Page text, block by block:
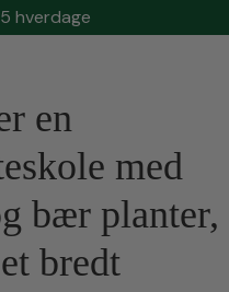
hverdage
en
med
bær planter,
bredt